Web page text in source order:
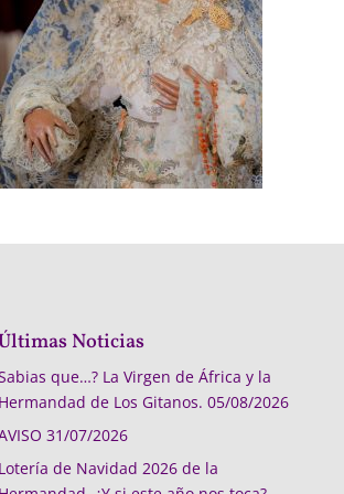
Noticias
que…? La Virgen de África y la
Hermandad de Los Gitanos. 05/08/2026
31/07/2026
Lotería de Navidad 2026 de la